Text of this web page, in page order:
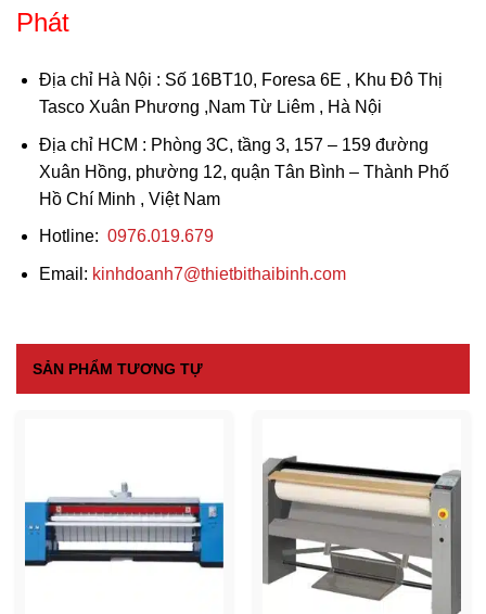
Phát
Địa chỉ Hà Nội : Số 16BT10, Foresa 6E , Khu Đô Thị
Tasco Xuân Phương ,Nam Từ Liêm , Hà Nội
Địa chỉ HCM : Phòng 3C, tầng 3, 157 – 159 đường
Xuân Hồng, phường 12, quận Tân Bình – Thành Phố
Hồ Chí Minh , Việt Nam
Hotline: 0976.019.679
Email: kinhdoanh7@thietbithaibinh.com
SẢN PHẨM TƯƠNG TỰ